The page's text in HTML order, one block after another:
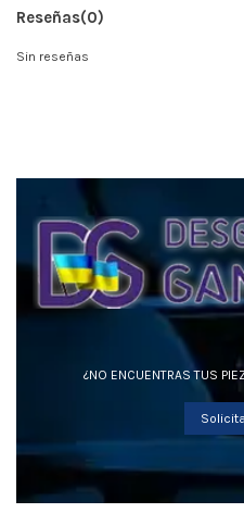
Reseñas(0)
Sin reseñas
¿NO ENCUENTRAS TUS